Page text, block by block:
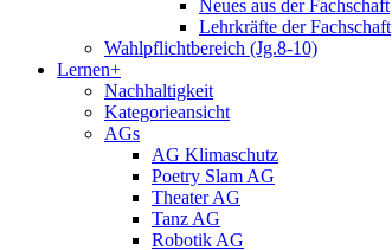
Neues aus der Fachschaft
Lehrkräfte der Fachschaft
Wahlpflichtbereich (Jg.8-10)
Lernen+
Nachhaltigkeit
Kategorieansicht
AGs
AG Klimaschutz
Poetry Slam AG
Theater AG
Tanz AG
Robotik AG